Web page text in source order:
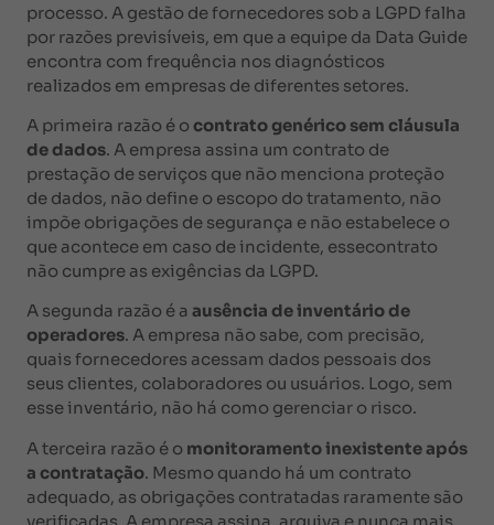
processo. A gestão de fornecedores sob a LGPD falha
por razões previsíveis, em que a equipe da Data Guide
encontra com frequência nos diagnósticos
realizados em empresas de diferentes setores.
A primeira razão é o contrato genérico sem cláusula
de dados. A empresa assina um contrato de
prestação de serviços que não menciona proteção
de dados, não define o escopo do tratamento, não
impõe obrigações de segurança e não estabelece o
que acontece em caso de incidente, essecontrato
não cumpre as exigências da LGPD.
A segunda razão é a ausência de inventário de
operadores. A empresa não sabe, com precisão,
quais fornecedores acessam dados pessoais dos
seus clientes, colaboradores ou usuários. Logo, sem
esse inventário, não há como gerenciar o risco.
A terceira razão é o monitoramento inexistente após
a contratação. Mesmo quando há um contrato
adequado, as obrigações contratadas raramente são